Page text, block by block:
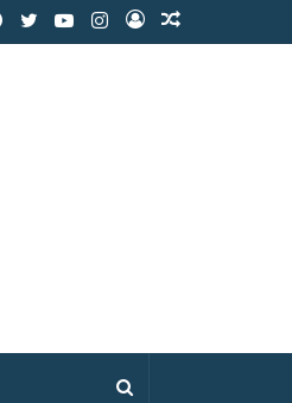
Publicación
Acceso
Instagram
YouTube
Twitter
Facebook
Buscar